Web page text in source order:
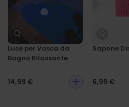
Luce per Vasca da
Bagno Rilassante
14,99 €
Sapone
6,99 €